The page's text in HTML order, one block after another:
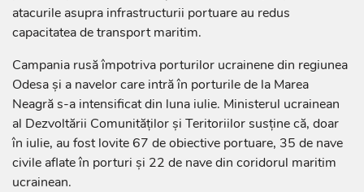
atacurile asupra infrastructurii portuare au redus
capacitatea de transport maritim.
Campania rusă împotriva porturilor ucrainene din regiunea
Odesa și a navelor care intră în porturile de la Marea
Neagră s-a intensificat din luna iulie. Ministerul ucrainean
al Dezvoltării Comunităților și Teritoriilor susține că, doar
în iulie, au fost lovite 67 de obiective portuare, 35 de nave
civile aflate în porturi și 22 de nave din coridorul maritim
ucrainean.